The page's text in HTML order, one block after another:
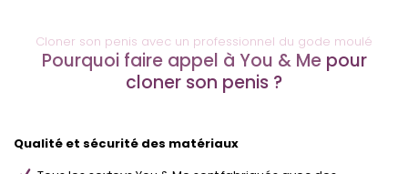
Cloner son penis avec un professionnel du gode moulé
Pourquoi faire appel à You & Mepour
cloner son penis ?
Qualité et sécurité des matériaux